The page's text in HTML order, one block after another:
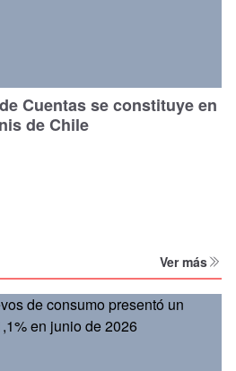
Cuentas se constituye en
de Chile
Ver más